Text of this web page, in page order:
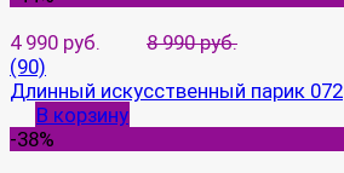
4 990 руб.
8 990 руб.
(90)
Длинный искусственный парик 072
В корзину
-38%